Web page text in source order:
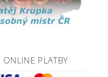
ONLINE PLATBY